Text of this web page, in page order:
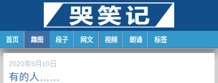
首页 趣图 段子 网文 视频 朗诵 标签
2020年9月10日
有的人……